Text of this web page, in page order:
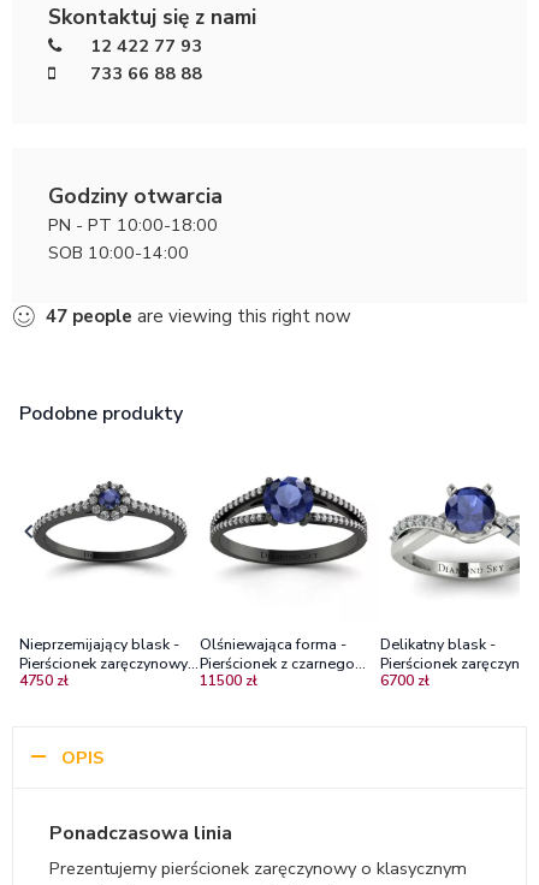
Skontaktuj się z nami
12 422 77 93
733 66 88 88
Godziny otwarcia
PN - PT 10:00-18:00
SOB 10:00-14:00
47 people are viewing this right now
Podobne produkty
Nieprzemijający blask -
Pierścionek zaręczynowy z
czarnego złota z szafirem
4750 zł
Olśniewająca forma -
Pierścionek z czarnego
złota z szafirem i
11500 zł
Delikatny blask -
Pierścionek
białego złota z
6700 zł
OPIS
Ponadczasowa linia
Prezentujemy pierścionek zaręczynowy o klasycznym